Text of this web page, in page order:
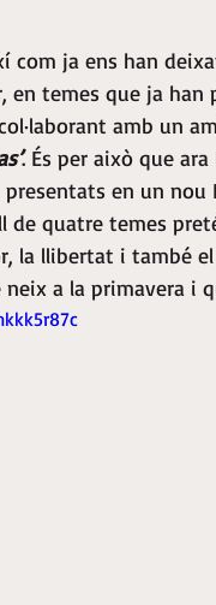
com ja ens han
en temes que ja han
amb un
. És per això que
en un nou
de quatre temes
la llibertat i també
a la primavera i